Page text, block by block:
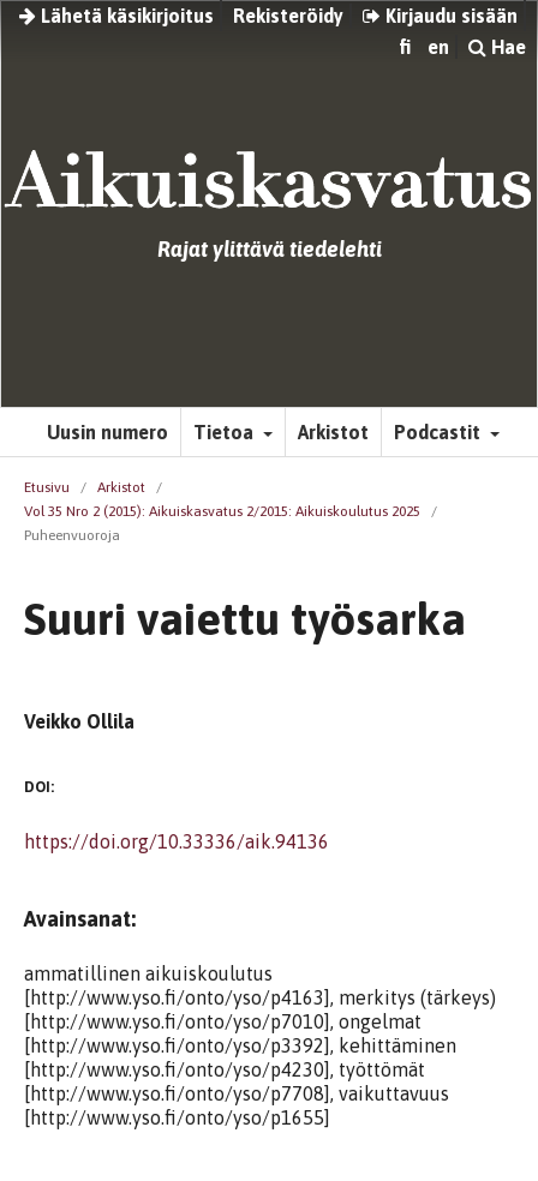
Lähetä käsikirjoitus Rekisteröidy
Kirjaudu sisään
fi
en Hae
Rajat ylittävä tiedelehti
Uusin numero Tietoa Arkistot Podcastit
Etusivu / Arkistot
/
Vol 35 Nro 2 (2015): Aikuiskasvatus 2/2015: Aikuiskoulutus 2025
/
Puheenvuoroja
Suuri vaiettu työsarka
Veikko Ollila
DOI:
https://doi.org/10.33336/aik.94136
Avainsanat:
ammatillinen aikuiskoulutus
[http://www.yso.fi/onto/yso/p4163], merkitys (tärkeys)
[http://www.yso.fi/onto/yso/p7010], ongelmat
[http://www.yso.fi/onto/yso/p3392], kehittäminen
[http://www.yso.fi/onto/yso/p4230], työttömät
[http://www.yso.fi/onto/yso/p7708], vaikuttavuus
[http://www.yso.fi/onto/yso/p1655]